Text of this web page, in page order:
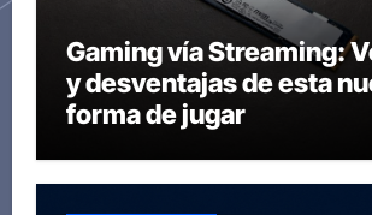
Gaming vía Streaming:
y desventajas de esta
forma de jugar